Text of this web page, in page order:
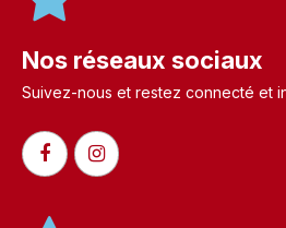
Nos réseaux sociaux
Suivez-nous et restez connecté et